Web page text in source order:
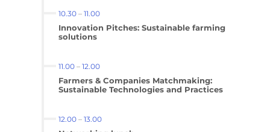
10.30– 11.00
Innovation Pitches: Sustainable farming
solutions
11.00– 12.00
Farmers & Companies Matchmaking:
Sustainable Technologies and Practices
12.00– 13.00